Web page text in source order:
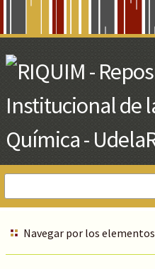
Main
Content
Navegar por los elementos